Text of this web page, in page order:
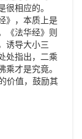
很相应的。
》，本质上是
《法华经》则
诱导大小三
处指出，二乘
才是究竟。
价值，鼓励其